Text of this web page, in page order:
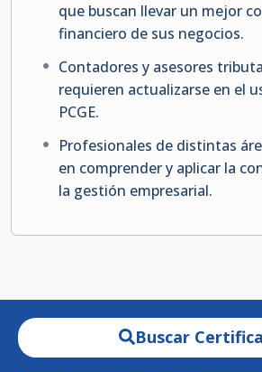
que buscan llevar un mejor
financiero de sus negocios.
Contadores y asesores
requieren actualizarse en el
PCGE.
Profesionales de distintas
en comprender y aplicar la
la gestión empresarial.
Buscar